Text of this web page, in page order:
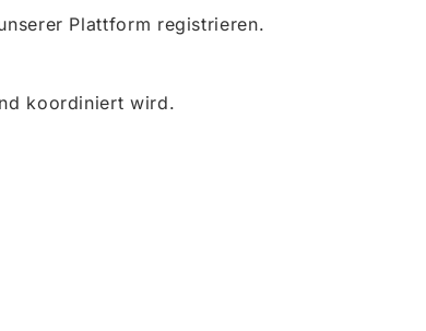
Plattform registrieren.
koordiniert wird.